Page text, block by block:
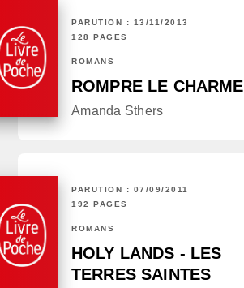
PARUTION : 13/11/2013
128 PAGES
ROMANS
ROMPRE LE CHARME
Amanda Sthers
PARUTION : 07/09/2011
192 PAGES
ROMANS
HOLY LANDS - LES
TERRES SAINTES